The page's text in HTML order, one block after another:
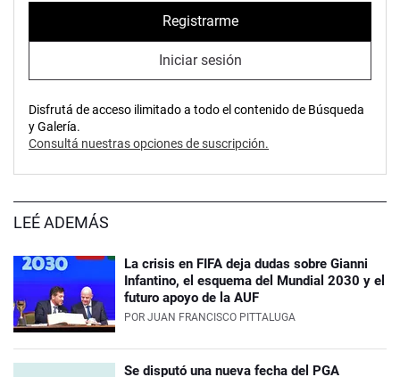
Registrarme
Iniciar sesión
Disfrutá de acceso ilimitado a todo el contenido de Búsqueda
y Galería.
Consultá nuestras opciones de suscripción.
LEÉ ADEMÁS
La crisis en FIFA deja dudas sobre Gianni
Infantino, el esquema del Mundial 2030 y el
futuro apoyo de la AUF
POR JUAN FRANCISCO PITTALUGA
Se disputó una nueva fecha del PGA